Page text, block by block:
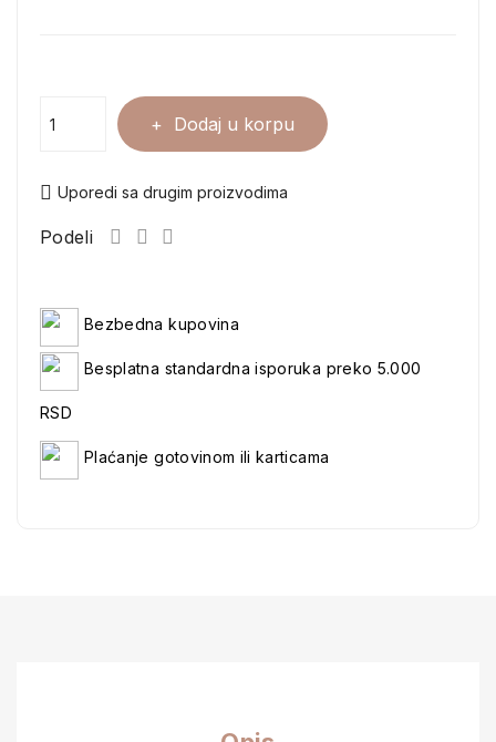
Dodaj u korpu
Uporedi sa drugim proizvodima
Podeli
Bezbedna kupovina
Besplatna standardna isporuka preko 5.000
RSD
Plaćanje gotovinom ili karticama